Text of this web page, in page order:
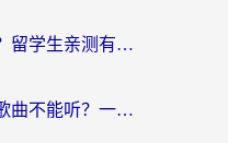
在海外如何看哔哩哔哩？留学生亲测有效的回国加速指南
海外党必看：酷我很多歌曲不能听？一招解决优酷版权限制+B站地域问题！